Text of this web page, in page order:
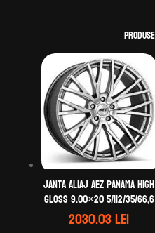
Janta aliaj AEZ Panama high
gloss 9.00×20 5/112/35/66,6
2030.03lei